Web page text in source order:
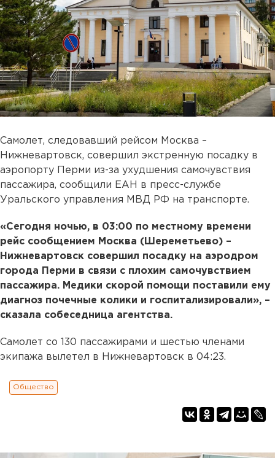
Самолет, следовавший рейсом Москва –
Нижневартовск, совершил экстренную посадку в
аэропорту Перми из-за ухудшения самочувствия
пассажира, сообщили ЕАН в пресс-службе
Уральского управления МВД РФ на транспорте.
«Сегодня ночью, в 03:00 по местному времени
рейс сообщением Москва (Шереметьево) –
Нижневартовск совершил посадку на аэродром
города Перми в связи с плохим самочувствием
пассажира. Медики скорой помощи поставили ему
диагноз почечные колики и госпитализировали», –
сказала собеседница агентства.
Самолет со 130 пассажирами и шестью членами
экипажа вылетел в Нижневартовск в 04:23.
Общество